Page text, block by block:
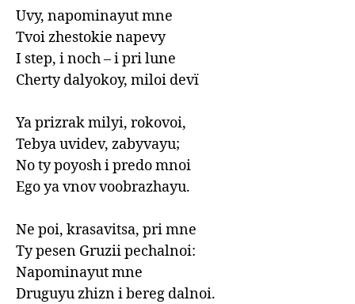
Uvy, napominayut mne
Tvoi zhestokie napevy
I step, i noch – i pri lune
Cherty dalyokoy, miloi devï
Ya prizrak milyi, rokovoi,
Tebya uvidev, zabyvayu;
No ty poyosh i predo mnoi
Ego ya vnov voobrazhayu.
Ne poi, krasavitsa, pri mne
Ty pesen Gruzii pechalnoi:
Napominayut mne
Druguyu zhizn i bereg dalnoi.